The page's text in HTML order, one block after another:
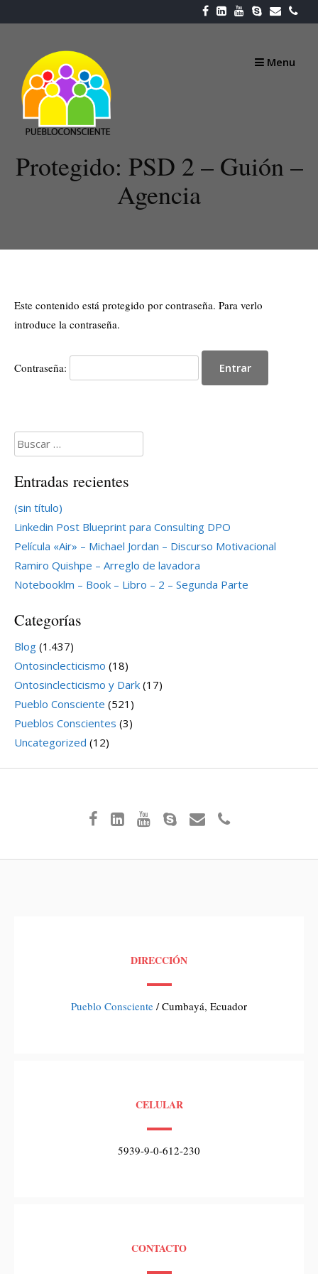
to
Menu
Protegido: PSD 2 – Guión –
Agencia
Este contenido está protegido por contraseña. Para verlo
introduce la contraseña.
Contraseña:
Buscar:
Entradas recientes
(sin título)
Linkedin Post Blueprint para Consulting DPO
Película «Air» – Michael Jordan – Discurso Motivacional
Ramiro Quishpe – Arreglo de lavadora
Notebooklm – Book – Libro – 2 – Segunda Parte
Categorías
Blog (1.437)
Ontosinclecticismo (18)
Ontosinclecticismo y Dark (17)
Pueblo Consciente (521)
Pueblos Conscientes (3)
Uncategorized (12)
DIRECCIÓN
Pueblo Consciente / Cumbayá, Ecuador
CELULAR
5939-9-0-612-230
CONTACTO